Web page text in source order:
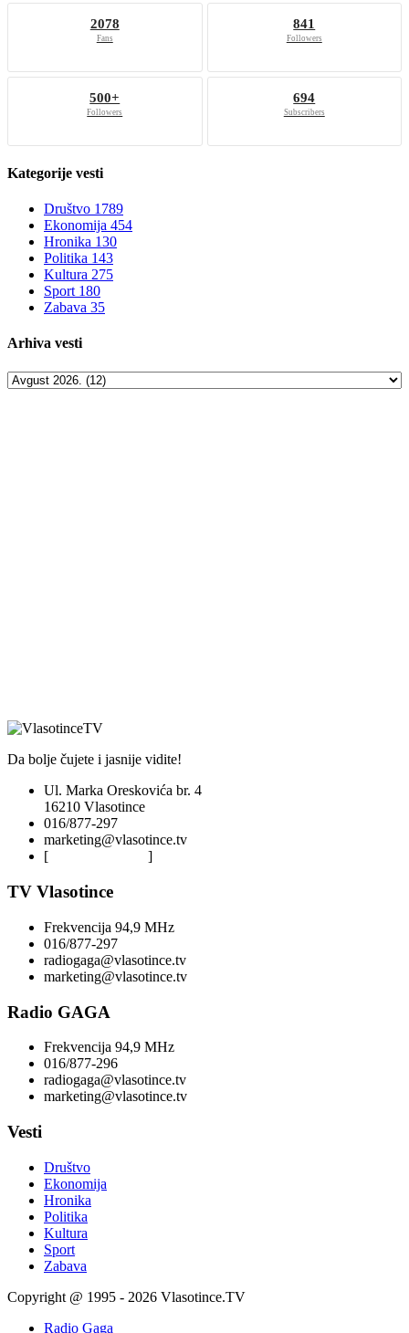
2078
Fans
841
Followers
500+
Followers
694
Subscribers
Kategorije vesti
Društvo 1789
Ekonomija 454
Hronika 130
Politika 143
Kultura 275
Sport 180
Zabava 35
Arhiva vesti
Da bolje čujete i jasnije vidite!
Ul. Marka Oreskovića br. 4
16210 Vlasotince
016/877-297
marketing@vlasotince.tv
[
]
TV Vlasotince
Frekvencija 94,9 MHz
016/877-297
radiogaga@vlasotince.tv
marketing@vlasotince.tv
Radio GAGA
Frekvencija 94,9 MHz
016/877-296
radiogaga@vlasotince.tv
marketing@vlasotince.tv
Vesti
Društvo
Ekonomija
Hronika
Politika
Kultura
Sport
Zabava
Copyright @ 1995 - 2026 Vlasotince.TV
Radio Gaga